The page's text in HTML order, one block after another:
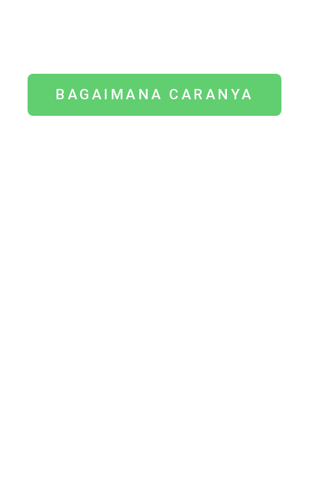
BAGAIMANA CARANYA